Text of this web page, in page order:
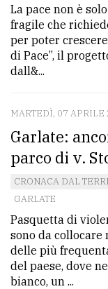
La pace non è
fragile che
per poter
di Pace”, il
dall&...
MARTEDÌ, 07
Garlate:
parco di v.
CRONACA DAL
GARLATE
Pasquetta di
sono da collocare
delle più
del paese, dove
bianco, un ...